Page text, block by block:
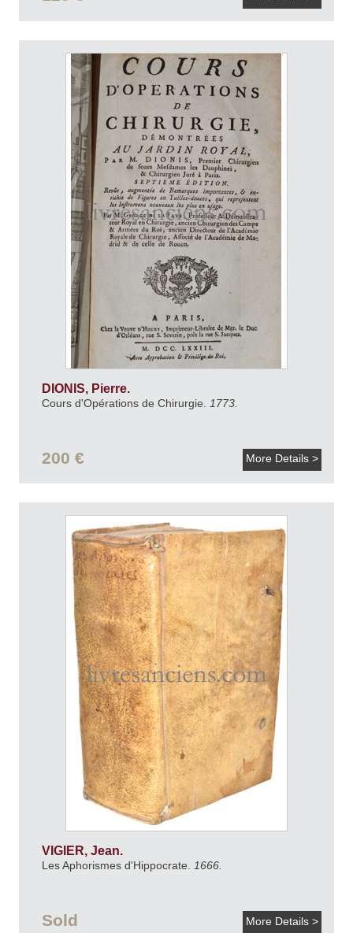
DIONIS, Pierre.
Cours d'Opérations de Chirurgie. 1773.
200 € More Details >
VIGIER, Jean.
Les Aphorismes d'Hippocrate. 1666.
Sold More Details >